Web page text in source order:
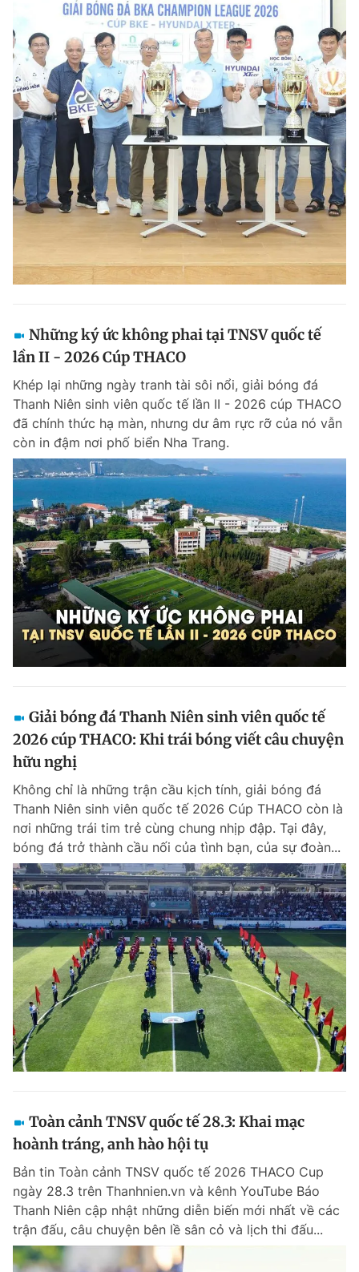
Bạn cần biết
Thông tin tòa soạn Liên hệ quảng cáo
Đọc Thanh Niên trên điện thoại
Theo dõi báo trên
Hotline
0906 645 777
Liên hệ quảng cáo
0908 780 404
Đặt báo Quảng cáo RSS Tòa soạn Chính sách bảo
Tổng biên tập: Nguyễn Ngọc Toàn
Phó tổng biên tập thường trực: Hải Thành
Phó tổng biên tập: Lâm Hiếu Dũng
Phó tổng biên tập: Trần Việt Hưng
Tổng thư ký tòa soạn: Đức Trung
Giấy phép xuất bản số 110/GP - BTTTT cấp ngày 24.3.2020
© 2003-2026 Bản quyền thuộc về Báo Thanh Niên. Cấm sao chép
dưới mọi hình thức nếu không có sự chấp thuận bằng văn bản.
Phát triển bởi ePi Technologies, JSC.
Những ký ức không phai tại TNSV quốc tế
lần II - 2026 Cúp THACO
Khép lại những ngày tranh tài sôi nổi, giải bóng đá
Thanh Niên sinh viên quốc tế lần II - 2026 cúp THACO
đã chính thức hạ màn, nhưng dư âm rực rỡ của nó vẫn
còn in đậm nơi phố biển Nha Trang.
Giải bóng đá Thanh Niên sinh viên quốc tế
2026 cúp THACO: Khi trái bóng viết câu chuyện
hữu nghị
Không chỉ là những trận cầu kịch tính, giải bóng đá
Thanh Niên sinh viên quốc tế 2026 Cúp THACO còn là
nơi những trái tim trẻ cùng chung nhịp đập. Tại đây,
bóng đá trở thành cầu nối của tình bạn, của sự đoàn...
Toàn cảnh TNSV quốc tế 28.3: Khai mạc
hoành tráng, anh hào hội tụ
Bản tin Toàn cảnh TNSV quốc tế 2026 THACO Cup
ngày 28.3 trên Thanhnien.vn và kênh YouTube Báo
Thanh Niên cập nhật những diễn biến mới nhất về các
trận đấu, câu chuyện bên lề sân cỏ và lịch thi đấu...